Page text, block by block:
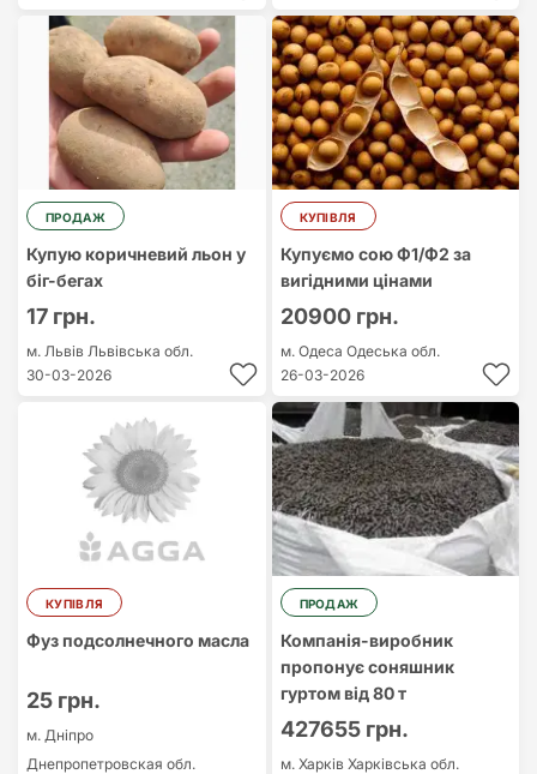
ПРОДАЖ
Купую коричневий льон у
біг-бегах
17 грн.
м. Львів Львівська обл.
30-03-2026
КУПІВЛЯ
Купуємо сою Ф1/Ф2 за
вигідними цінами
20900 грн.
м. Одеса Одеська обл.
26-03-2026
КУПІВЛЯ
Фуз подсолнечного масла
25 грн.
м. Дніпро
Днепропетровская обл.
ПРОДАЖ
Компанія-виробник
пропонує соняшник
гуртом від 80 т
427655 грн.
м. Харків Харківська обл.